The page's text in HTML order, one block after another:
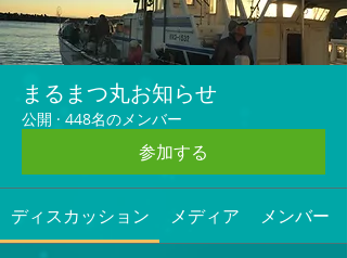
まるまつ丸お知らせ
公開 · 448名のメンバー
参加する
ディスカッション メディア メンバー